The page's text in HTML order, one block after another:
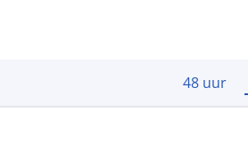
48 uur